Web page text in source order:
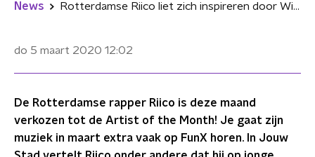
News Rotterdamse Riico liet zich inspireren door Winne en Feis
do 5 maart 2020 12:02
De Rotterdamse rapper Riico is deze maand
verkozen tot de Artist of the Month! Je gaat zijn
muziek in maart extra vaak op FunX horen. In Jouw